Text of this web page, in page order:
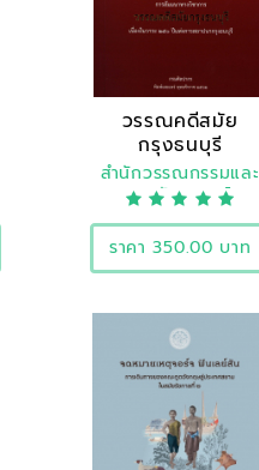
วรรณคดีสมัย
กรุงธนบุรี
สำนักวรรณกรรมและ
ประวัติศาสตร์
ราคา 350.00 บาท